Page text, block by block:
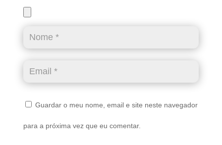
Guardar o meu nome, email e site neste navegador
para a próxima vez que eu comentar.